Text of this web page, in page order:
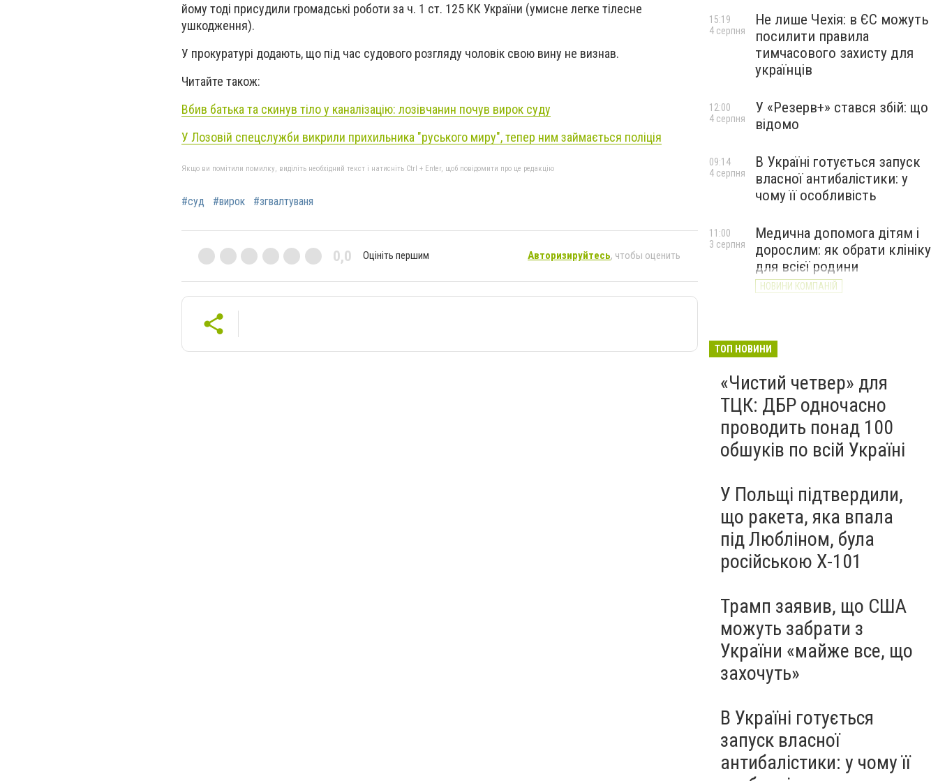
йому тоді присудили громадські роботи за ч. 1 ст. 125 КК України (умисне легке тілесне
ушкодження).
У прокуратурі додають, що під час судового розгляду чоловік свою вину не визнав.
Читайте також:
Вбив батька та скинув тіло у каналізацію: лозівчанин почув вирок суду
У Лозовій спецслужби викрили прихильника "руського миру", тепер ним займається поліція
Якщо ви помітили помилку, виділіть необхідний текст і натисніть Ctrl + Enter, щоб повідомити про це редакцію
#суд #вирок #згвалтуваня
0,0 Оцініть першим Авторизируйтесь, чтобы оценить
Не лише Чехія: в ЄС можуть
посилити правила
тимчасового захисту для
українців
15:19
4 серпня
У «Резерв+» стався збій: що
відомо
12:00
4 серпня
В Україні готується запуск
власної антибалістики: у
чому її особливість
09:14
4 серпня
Медична допомога дітям і
дорослим: як обрати клініку
для всієї родини
НОВИНИ КОМПАНІЙ
11:00
3 серпня
ТОП НОВИНИ
«Чистий четвер» для
ТЦК: ДБР одночасно
проводить понад 100
обшуків по всій Україні
У Польщі підтвердили,
що ракета, яка впала
під Любліном, була
російською Х-101
Трамп заявив, що США
можуть забрати з
України «майже все, що
захочуть»
В Україні готується
запуск власної
антибалістики: у чому її